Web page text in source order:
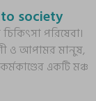
society
পরিষেবা।
ও আপামর মানুষ,
একটি মঞ্চ